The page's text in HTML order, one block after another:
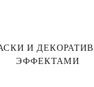
И
ЭФФЕКТАМИ